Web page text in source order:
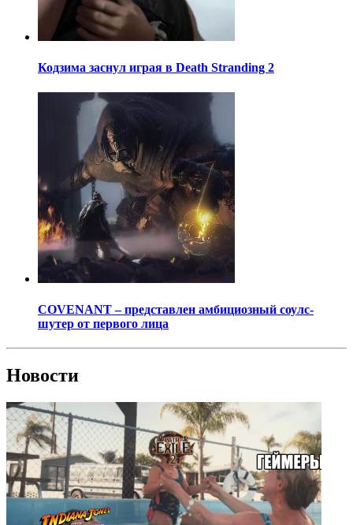
Кодзима заснул играя в Death Stranding 2
COVENANT – представлен амбициозный соулс-
шутер от первого лица
Новости